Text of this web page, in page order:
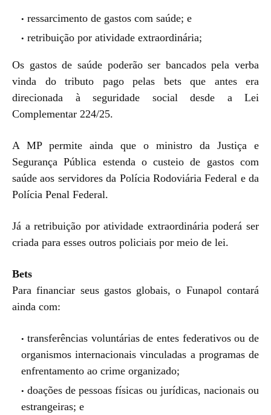
ressarcimento de gastos com saúde; e
retribuição por atividade extraordinária;
Os gastos de saúde poderão ser bancados pela verba
vinda do tributo pago pelas bets que antes era
direcionada à seguridade social desde a Lei
Complementar 224/25.
A MP permite ainda que o ministro da Justiça e
Segurança Pública estenda o custeio de gastos com
saúde aos servidores da Polícia Rodoviária Federal e da
Polícia Penal Federal.
Já a retribuição por atividade extraordinária poderá ser
criada para esses outros policiais por meio de lei.
Bets
Para financiar seus gastos globais, o Funapol contará
ainda com:
transferências voluntárias de entes federativos ou de
organismos internacionais vinculadas a programas de
enfrentamento ao crime organizado;
doações de pessoas físicas ou jurídicas, nacionais ou
estrangeiras; e